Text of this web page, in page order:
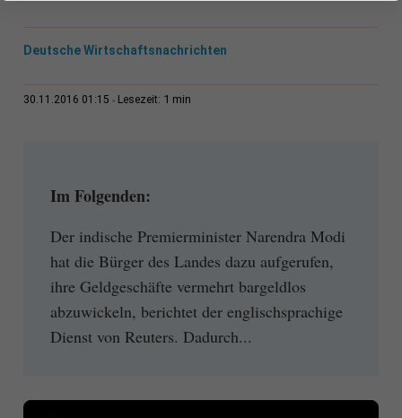
Deutsche Wirtschaftsnachrichten
30.11.2016 01:15 Lesezeit: 1 min
Im Folgenden:
Der indische Premierminister Narendra Modi
hat die Bürger des Landes dazu aufgerufen,
ihre Geldgeschäfte vermehrt bargeldlos
abzuwickeln, berichtet der englischsprachige
Dienst von Reuters. Dadurch...